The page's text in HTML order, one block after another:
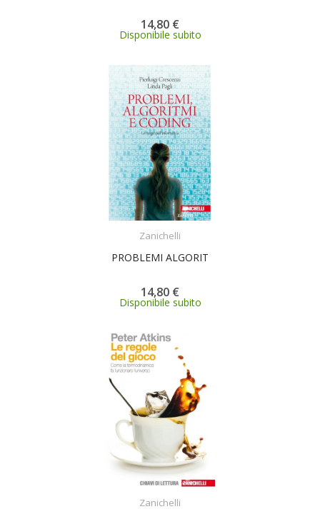
14,80 €
Disponibile subito
Zanichelli
PROBLEMI ALGORIT
14,80 €
Disponibile subito
Zanichelli